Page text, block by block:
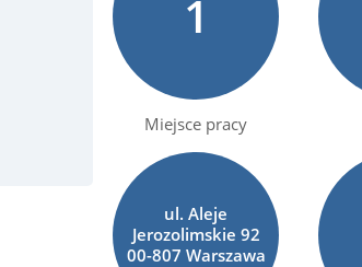
1
Miejsce pracy
ul. Aleje
Jerozolimskie 92
00-807 Warszawa